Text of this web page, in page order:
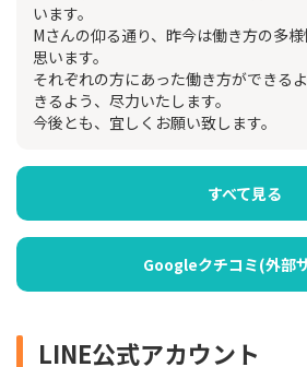
います。
Mさんの仰る通り、昨今は働き方の多
思います。
それぞれの方にあった働き方ができる
きるよう、尽力いたします。
今後とも、宜しくお願い致します。
すべて見る
Googleクチコミ(外部
LINE公式アカウント